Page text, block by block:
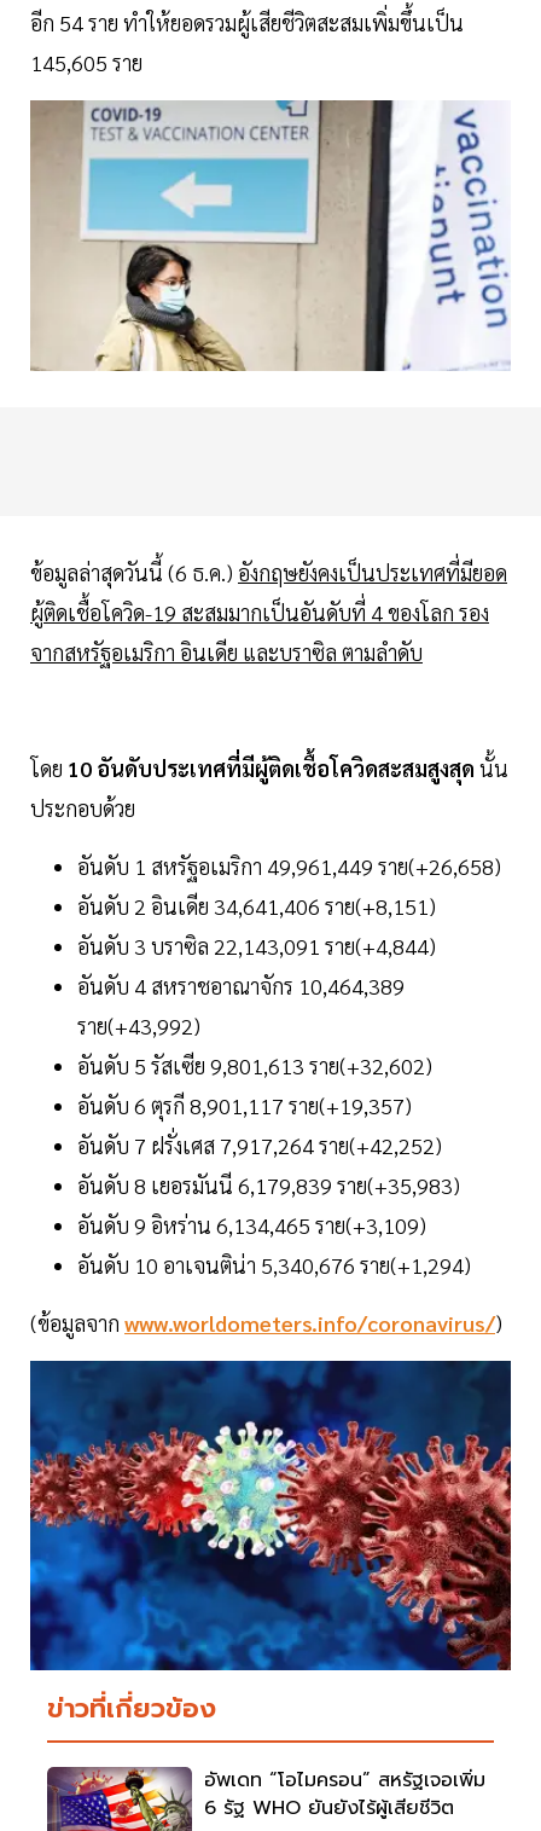
อีก 54 ราย ทำให้ยอดรวมผู้เสียชีวิตสะสมเพิ่มขึ้นเป็น
145,605 ราย
ข้อมูลล่าสุดวันนี้ (6 ธ.ค.) อังกฤษยังคงเป็นประเทศที่มียอด
ผู้ติดเชื้อโควิด-19 สะสมมากเป็นอันดับที่ 4 ของโลก รอง
จากสหรัฐอเมริกา อินเดีย และบราซิล ตามลำดับ
โดย 10 อันดับประเทศที่มีผู้ติดเชื้อโควิดสะสมสูงสุด นั้น
ประกอบด้วย
อันดับ 1 สหรัฐอเมริกา 49,961,449 ราย(+26,658)
อันดับ 2 อินเดีย 34,641,406 ราย(+8,151)
อันดับ 3 บราซิล 22,143,091 ราย(+4,844)
อันดับ 4 สหราชอาณาจักร 10,464,389
ราย(+43,992)
อันดับ 5 รัสเซีย 9,801,613 ราย(+32,602)
อันดับ 6 ตุรกี 8,901,117 ราย(+19,357)
อันดับ 7 ฝรั่งเศส 7,917,264 ราย(+42,252)
อันดับ 8 เยอรมันนี 6,179,839 ราย(+35,983)
อันดับ 9 อิหร่าน 6,134,465 ราย(+3,109)
อันดับ 10 อาเจนติน่า 5,340,676 ราย(+1,294)
(ข้อมูลจาก www.worldometers.info/coronavirus/)
ข่าวที่เกี่ยวข้อง
อัพเดท “โอไมครอน” สหรัฐเจอเพิ่ม
6 รัฐ WHO ยันยังไร้ผู้เสียชีวิต